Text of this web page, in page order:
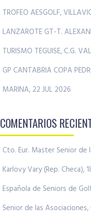
TROFEO AESGOLF,
LANZAROTE GT-T.
TURISMO TEGUISE, C.G.
GP CANTABRIA COPA
MARINA, 22 JUL 2026
COMENTARIOS
Cto. Eur. Master Senior de
Karlovy Vary (Rep. Checa),
Española de Seniors de
Senior de las Asociaciones,